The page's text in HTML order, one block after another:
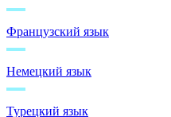
Французский язык
Немецкий язык
Турецкий язык